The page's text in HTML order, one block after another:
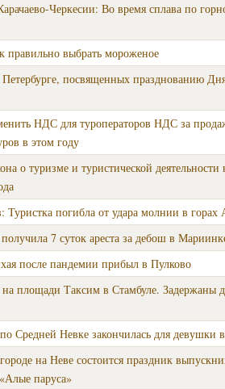
Черкесии: Во время сплава по
правильно выбрать мороженое
посвященных празднованию
НДС для туроператоров НДС за
в этом году
о туризме и туристической деятельности
Туристка погибла от удара молнии в горах
7 суток ареста за дебош в
после пандемии прибыл в Пулково
площади Таксим в Стамбуле. Задержаны
Средней Невке закончилась для девушки
на Неве состоится праздник
паруса»